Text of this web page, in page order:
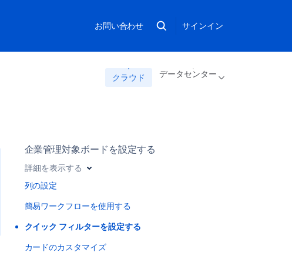
お問い合わせ サインイン
クラウド データセンター
企業管理対象ボードを設定する
詳細を表示する
列の設定
簡易ワークフローを使用する
クイック フィルターを設定する
カードのカスタマイズ